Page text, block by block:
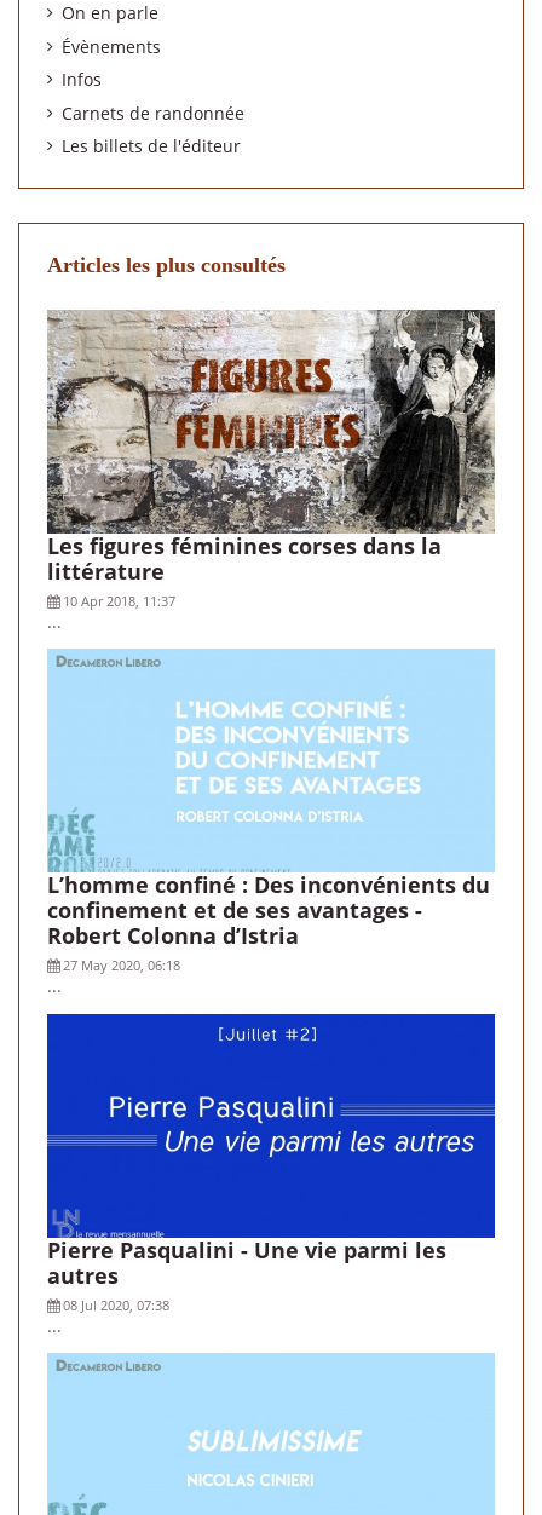
On en parle
Évènements
Infos
Carnets de randonnée
Les billets de l'éditeur
Articles les plus consultés
Les figures féminines corses dans la
littérature
10 Apr 2018, 11:37
...
L’homme confiné : Des inconvénients du
confinement et de ses avantages -
Robert Colonna d’Istria
27 May 2020, 06:18
...
Pierre Pasqualini - Une vie parmi les
autres
08 Jul 2020, 07:38
...